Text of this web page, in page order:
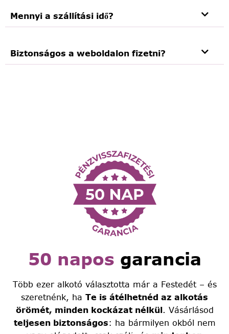
Mennyi a szállítási idő?
Biztonságos a weboldalon fizetni?
50 napos garancia
Több ezer alkotó választotta már a Festedét – és
szeretnénk, ha Te is átélhetnéd az alkotás
örömét, minden kockázat nélkül. Vásárlásod
teljesen biztonságos: ha bármilyen okból nem